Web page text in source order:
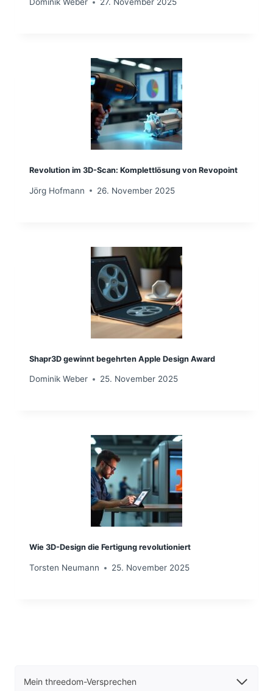
Dominik Weber 27. November 2025
Revolution im 3D-Scan: Komplettlösung von Revopoint
Jörg Hofmann 26. November 2025
Shapr3D gewinnt begehrten Apple Design Award
Dominik Weber 25. November 2025
Wie 3D-Design die Fertigung revolutioniert
Torsten Neumann 25. November 2025
Mein threedom-Versprechen